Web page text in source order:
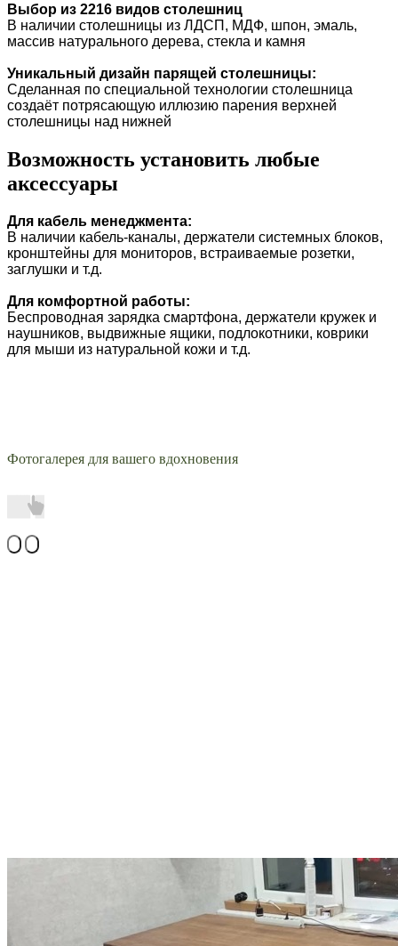
Выбор из 2216 видов столешниц
В наличии столешницы из ЛДСП, МДФ, шпон, эмаль,
массив натурального дерева, стекла и камня
Уникальный дизайн парящей столешницы:
Сделанная по специальной технологии столешница
создаёт потрясающую иллюзию парения верхней
столешницы над нижней
Возможность установить любые
аксессуары
Для кабель менеджмента:
В наличии кабель-каналы, держатели системных блоков,
кронштейны для мониторов, встраиваемые розетки,
заглушки и т.д.
Для комфортной работы:
Беспроводная зарядка смартфона, держатели кружек и
наушников, выдвижные ящики, подлокотники, коврики
для мыши из натуральной кожи и т.д.
Фотогалерея для вашего вдохновения